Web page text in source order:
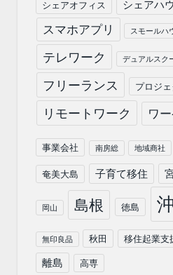
シェアオフィス シェアハ
スマホアプリ スモールハ
テレワーク デュアルスク
フリーランス プロジ
リモートワーク ワ
事業会社 南房総 地域商社
奄美大島 子育て移住
岡山 島根 徳島
無印良品 秋田 移住起業支
離島 高専